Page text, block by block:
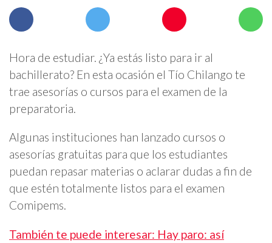
Hora de estudiar. ¿Ya estás listo para ir al
bachillerato? En esta ocasión el Tío Chilango te
trae asesorías o cursos para el examen de la
preparatoria.
Algunas instituciones han lanzado cursos o
asesorías gratuitas para que los estudiantes
puedan repasar materias o aclarar dudas a fin de
que estén totalmente listos para el examen
Comipems.
También te puede interesar: Hay paro: así